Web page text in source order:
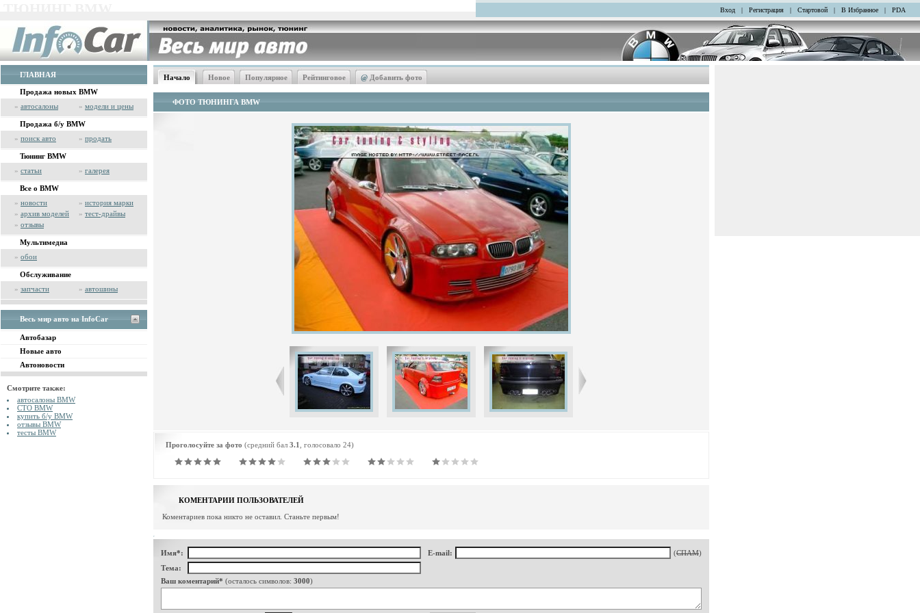
Вход | Регистрация | Стартовой | В Избранное | PDA
ГЛАВНАЯ
Продажа новых BMW
» автосалоны » модели и цены
Продажа б/у BMW
» поиск авто » продать
Тюнинг BMW
» статьи » галерея
Все о BMW
» новости » история марки
» архив моделей » тест-драйвы
» отзывы
Мультимедиа
» обои
Обслуживание
» запчасти » автошины
Весь мир авто на InfoCar
Автобазар
Новые авто
Автоновости
Смотрите также:
автосалоны BMW
СТО BMW
купить б/у BMW
отзывы BMW
тесты BMW
Начало Новое Популярное Рейтинговое @ Добавить фото
ФОТО ТЮНИНГА BMW
Проголосуйте за фото (средний бал 3.1 , голосовало 24)
КОМЕНТАРИИ ПОЛЬЗОВАТЕЛЕЙ
Коментариев пока никто не оставил. Станьте первым!
Имя*: E-mail: (СПАМ)
Тема:
Ваш коментарий* (осталось символов: 3000)